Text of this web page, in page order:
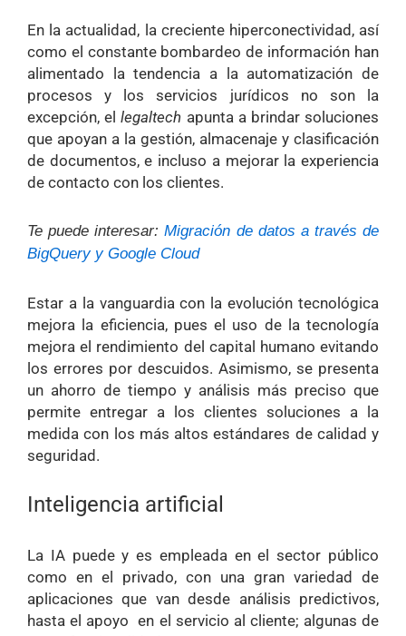
En la actualidad, la creciente hiperconectividad, así
como el constante bombardeo de información han
alimentado la tendencia a la automatización de
procesos y los servicios jurídicos no son la
excepción, ellegaltech apunta a brindar soluciones
que apoyan a la gestión, almacenaje y clasificación
de documentos, e incluso a mejorar la experiencia
de contacto con los clientes.
Te puede interesar:Migración de datos a través de
BigQuery y Google Cloud
Estar a la vanguardia con la evolución tecnológica
mejora la eficiencia, pues el uso de la tecnología
mejora el rendimiento del capital humano evitando
los errores por descuidos. Asimismo, se presenta
un ahorro de tiempo y análisis más preciso que
permite entregar a los clientes soluciones a la
medida con los más altos estándares de calidad y
seguridad.
Inteligencia artificial
La IA puede y es empleada en el sector público
como en el privado, con una gran variedad de
aplicaciones que van desde análisis predictivos,
hasta el apoyo en el servicio al cliente; algunas de